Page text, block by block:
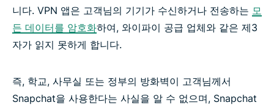
니다. VPN 앱은 고객님의 기기가 수신하거나 전송하는 모
든 데이터를 암호화하여, 와이파이 공급 업체와 같은 제3
자가 읽지 못하게 합니다.
즉, 학교, 사무실 또는 정부의 방화벽이 고객님께서
Snapchat을 사용한다는 사실을 알 수 없으며, Snapchat